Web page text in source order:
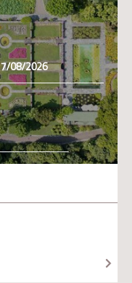
08/2026